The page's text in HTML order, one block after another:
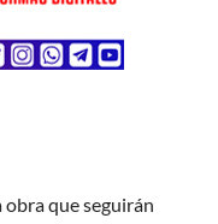
que seguirán